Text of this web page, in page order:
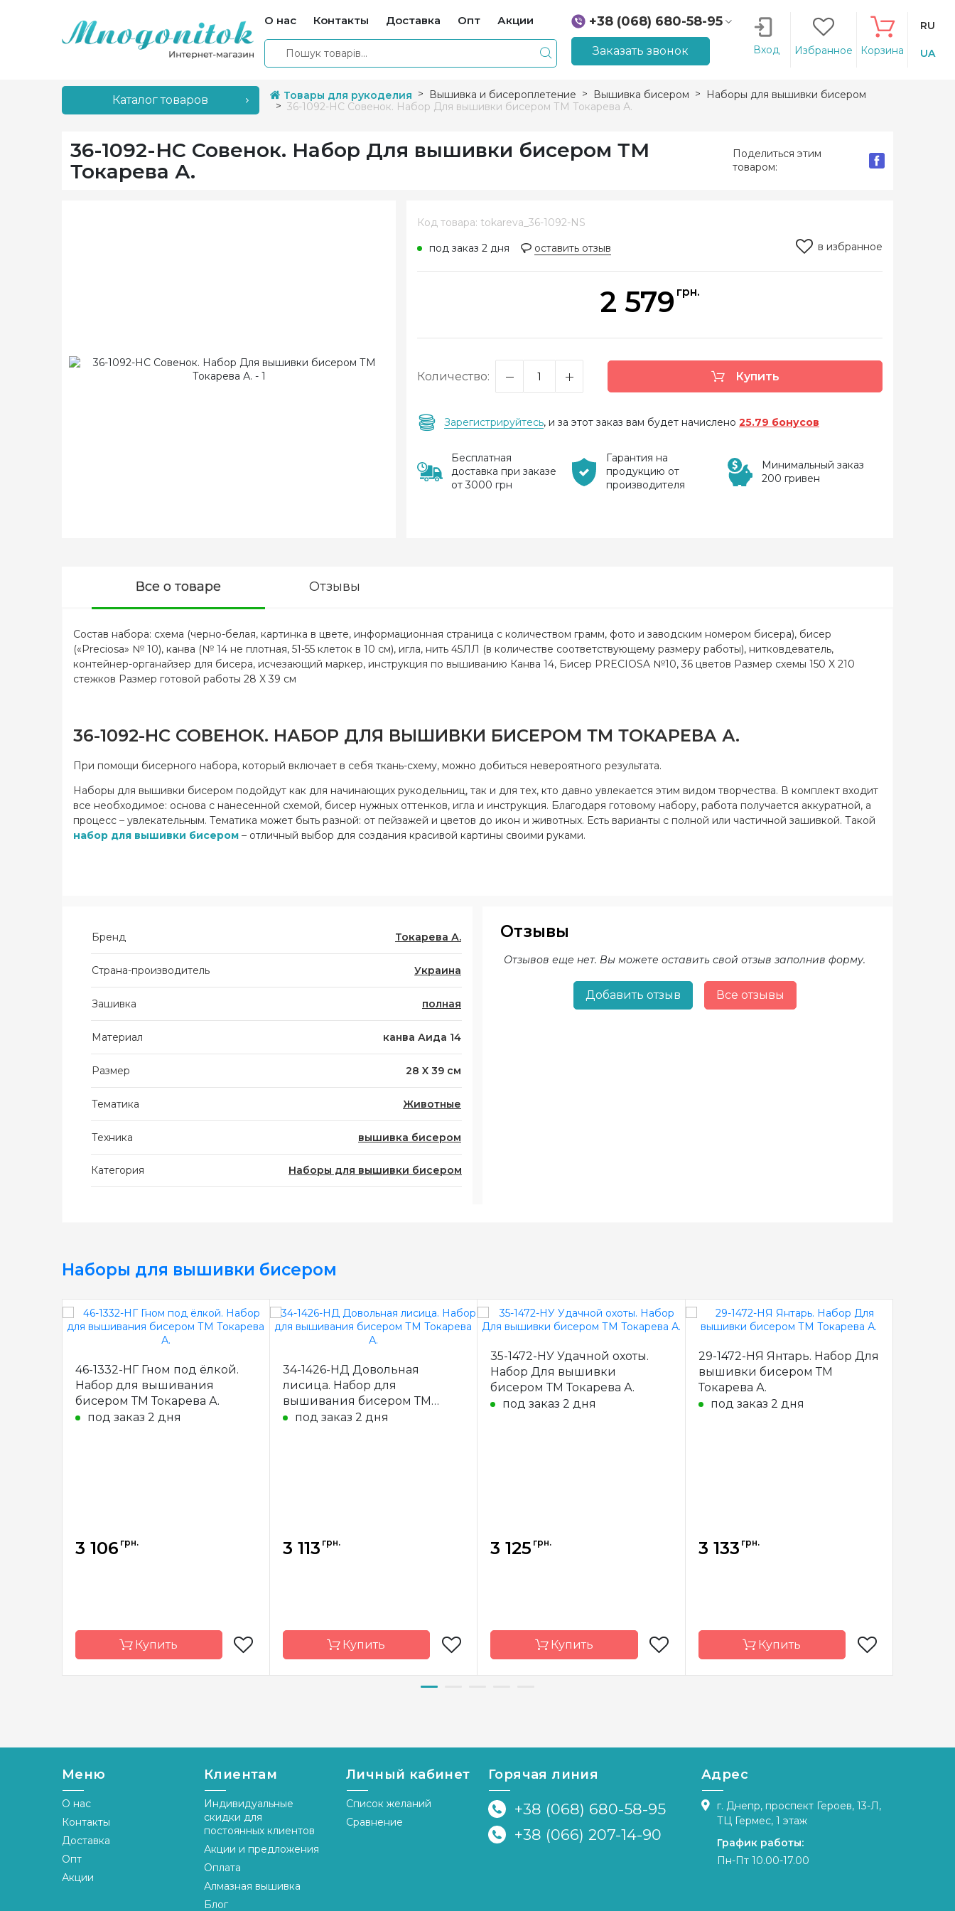
О нас Контакты Доставка Опт Акции
+38 (068) 680-58-95
+38 (066) 207-14-90
Заказать звонок Вход Избранное Корзина
RU
UA
Каталог товаров Товары для рукоделия Вышивка и бисероплетение Вышивка бисером
Наборы для вышивки бисером
36-1092-НС Совенок. Набор Для вышивки бисером ТМ Токарева А.
36-1092-НС Совенок. Набор Для вышивки бисером ТМ
Токарева А.
Поделиться этим
товаром:
Код товара: tokareva_36-1092-NS
под заказ 2 дня
оставить отзыв в избранное
2 579 грн.
Количество: Купить
Зарегистрируйтесь, и за этот заказ вам будет начислено 25.79 бонусов
Бесплатная
доставка при заказе
от 3000 грн
Гарантия на
продукцию от
производителя
Минимальный заказ
200 гривен
Все о товаре Отзывы
Состав набора: схема (черно-белая, картинка в цвете, информационная страница с количеством грамм, фото и заводским номером бисера), бисер
(«Preciosa» № 10), канва (№ 14 не плотная, 51-55 клеток в 10 см), игла, нить 45ЛЛ (в количестве соответствующему размеру работы), нитковдеватель,
контейнер-органайзер для бисера, исчезающий маркер, инструкция по вышиванию Канва 14, Бисер PRECIOSA №10, 36 цветов Размер схемы 150 X 210
стежков Размер готовой работы 28 X 39 см
36-1092-НС СОВЕНОК. НАБОР ДЛЯ ВЫШИВКИ БИСЕРОМ ТМ ТОКАРЕВА А.
При помощи бисерного набора, который включает в себя ткань-схему, можно добиться невероятного результата.
Наборы для вышивки бисером подойдут как для начинающих рукодельниц, так и для тех, кто давно увлекается этим видом творчества. В комплект входит
все необходимое: основа с нанесенной схемой, бисер нужных оттенков, игла и инструкция. Благодаря готовому набору, работа получается аккуратной, а
процесс – увлекательным. Тематика может быть разной: от пейзажей и цветов до икон и животных. Есть варианты с полной или частичной зашивкой. Такой
набор для вышивки бисером – отличный выбор для создания красивой картины своими руками.
Бренд Токарева А.
Страна-производитель Украина
Зашивка полная
Материал канва Аида 14
Размер 28 X 39 см
Тематика Животные
Техника вышивка бисером
Категория Наборы для вышивки бисером
Отзывы
Отзывов еще нет. Вы можете оставить свой отзыв заполнив форму.
Добавить отзыв Все отзывы
Наборы для вышивки бисером
46-1332-НГ Гном под ёлкой.
Набор для вышивания
бисером ТМ Токарева А.
под заказ 2 дня
3 106 грн.
Купить
производитель
Зашивка
полная
Материал
канва Аида 14
37 X 36 см
34-1426-НД Довольная
лисица. Набор для
вышивания бисером ТМ
Токарева А.
под заказ 2 дня
3 113 грн.
Купить
производитель
полная
35-1472-НУ Удачной охоты.
Набор Для вышивки
бисером ТМ Токарева А.
под заказ 2 дня
3 125 грн.
Купить
производитель
Зашивка
Материал
Размер
46 X 32 см
29-1472-НЯ Янтарь. Набор Для
вышивки бисером ТМ
Токарева А.
под заказ 2 дня
3 133 грн.
Купить
производитель
Зашивка
Материал
Размер
46 X 32 см
Меню
О нас
Контакты
Доставка
Опт
Акции
Клиентам
Индивидуальные
скидки для
постоянных клиентов
Акции и предложения
Оплата
Алмазная вышивка
Блог
Личный кабинет
Список желаний
Сравнение
Горячая линия
+38 (068) 680-58-95
+38 (066) 207-14-90
Адрес
г. Днепр, проспект Героев, 13-Л,
ТЦ Гермес, 1 этаж
График работы:
Пн-Пт 10.00-17.00